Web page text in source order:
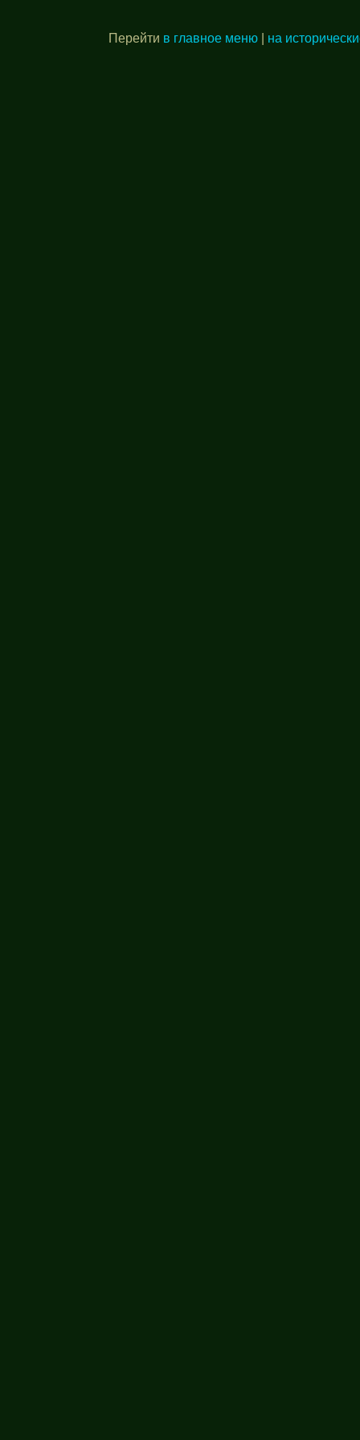
Перейти в главное меню| на